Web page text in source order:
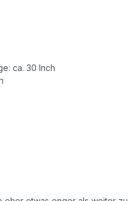
ca. 30 Inch